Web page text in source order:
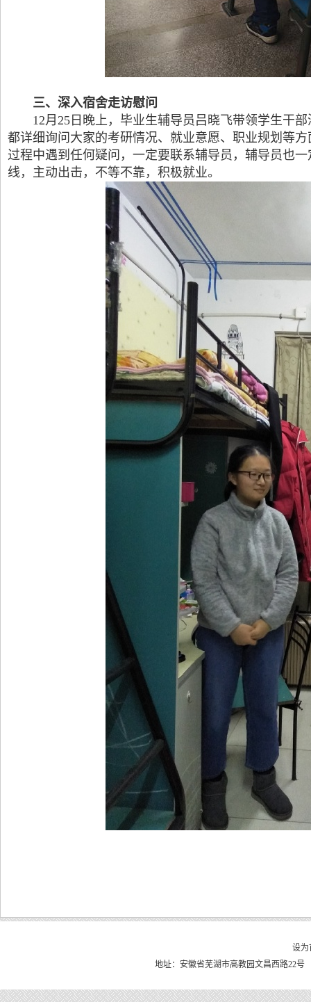
三、深入宿舍走访慰问
12月25日晚上，毕业生辅导员吕晓飞带领学生干
都详细询问大家的考研情况、就业意愿、职业规划等
过程中遇到任何疑问，一定要联系辅导员，辅导员也
线，主动出击，不等不靠，积极就业。
设为
地址：安徽省芜湖市高教园文昌西路22号